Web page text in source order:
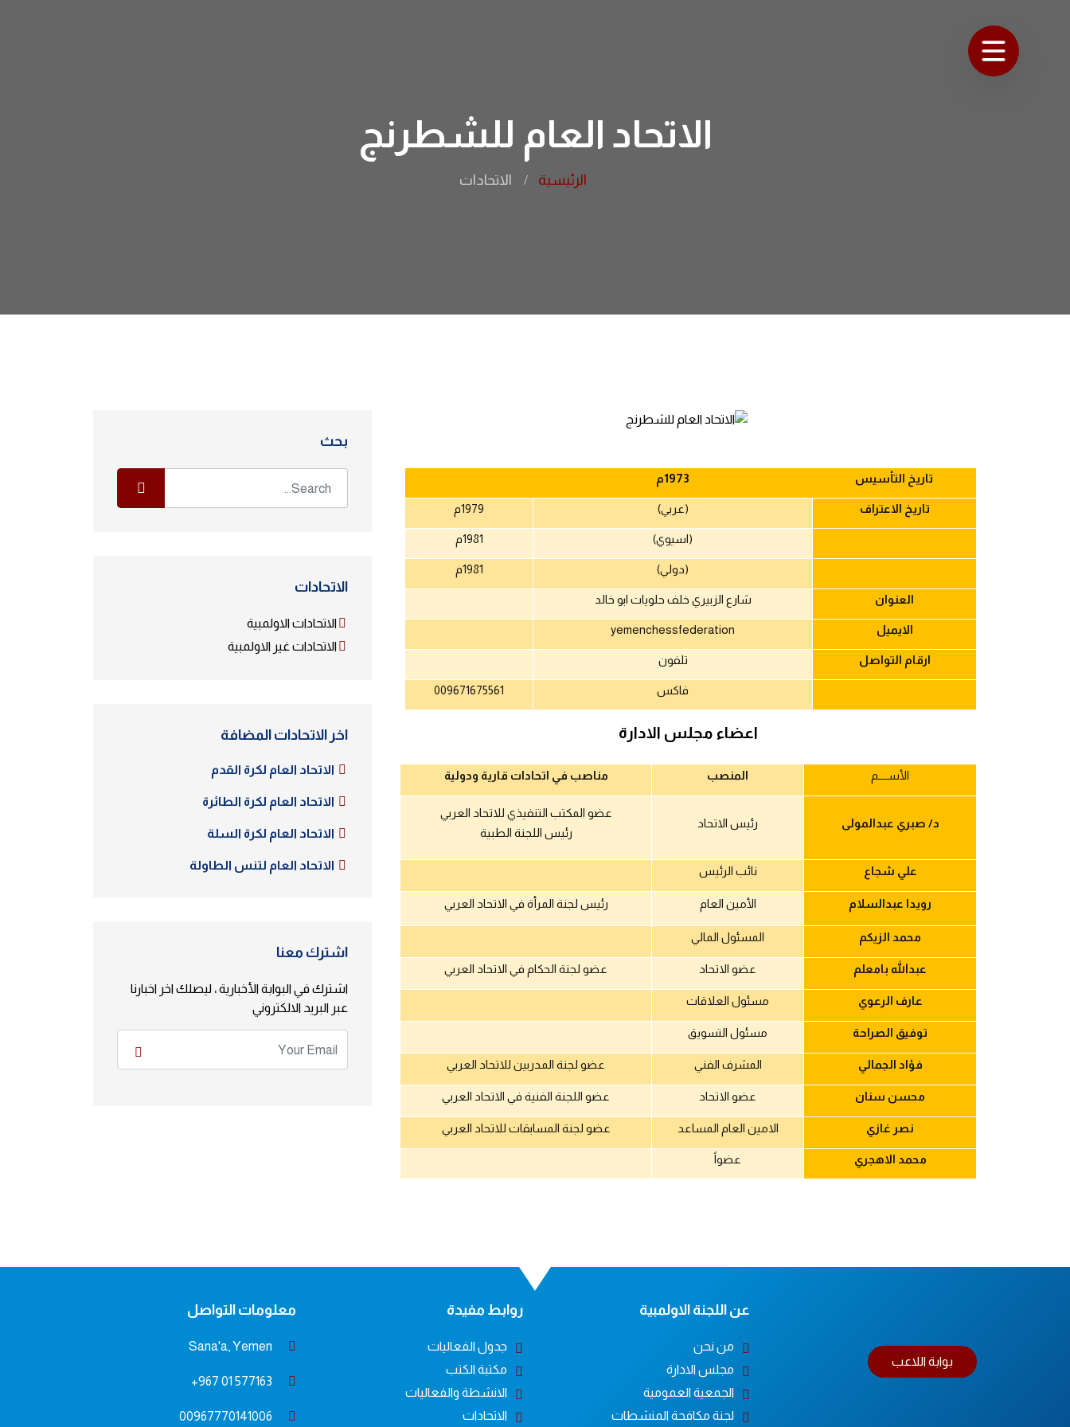
الاتحاد العام للشطرنج
الرئيسية الاتحادات
تاريخ التأسيس م1973
تاريخ الاعتراف (عربي) م1979
(اسيوي) م1981
(دولي) م1981
العنوان شارع الزبيري خلف حلويات ابو خالد
الايميل yemenchessfederation
ارقام التواصل تلفون
فاكس 009671675561
اعضاء مجلس الادارة
الأســــم المنصب مناصب في اتحادات قارية ودولية
د/ صبري عبدالمولى رئيس الاتحاد
عضو المكتب التنفيذي للاتحاد العربي
رئيس اللجنة الطبية
علي شجاع نائب الرئيس
رويدا عبدالسلام الأمين العام رئيس لجنة المرأة في الاتحاد العربي
محمد الزيكم المسئول المالي
عبدالله بامعلم عضو الاتحاد عضو لجنة الحكام في الاتحاد العربي
عارف الرعوي مسئول العلاقات
توفيق الصراحة مسئول التسويق
فؤاد الجمالي المشرف الفني عضو لجنة المدربين للاتحاد العربي
محسن سنان عضو الاتحاد عضو اللجنة الفنية في الاتحاد العربي
نصر غازي الامين العام المساعد عضو لجنة المسابقات للاتحاد العربي
محمد الاهجري عضواً
بحث
الاتحادات
الاتحادات الاولمبية
الاتحادات غير الاولمبية
اخر الاتحادات المضافة
الاتحاد العام لكرة القدم
الاتحاد العام لكرة الطائرة
الاتحاد العام لكرة السلة
الاتحاد العام لتنس الطاولة
اشترك معنا
اشترك في البوابة الأخبارية ، ليصلك اخر اخبارنا
عبر البريد الالكتروني
بوابة اللاعب
عن اللجنة الاولمبية
من نحن
مجلس الادارة
الجمعية العمومية
لجنة مكافحة المنشطات
روابط مفيدة
جدول الفعاليات
مكتبة الكتب
الانشطة والفعاليات
الاتحادات
معلومات التواصل
Sana'a, Yemen
577163 01 967+
00967770141006